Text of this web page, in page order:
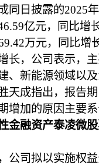
日披露的2025年
亿元，同比增
万元，同比增
，公司表示，主
、新能源领域以
成指出，报告期
增加的原因主要系
金融资产泰凌微
司拟以实施权益